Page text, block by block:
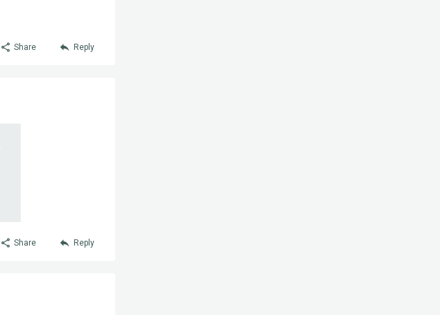
Share Reply
Share Reply